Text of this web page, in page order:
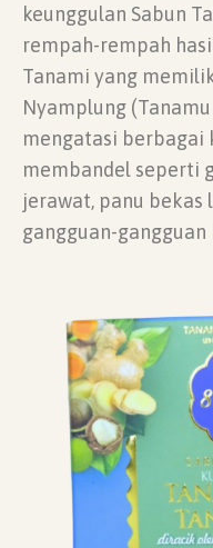
keunggulan Sabun
rempah-rempah
Tanami yang
Nyamplung
mengatasi berbagai
membandel seperti
jerawat, panu bekas
gangguan-